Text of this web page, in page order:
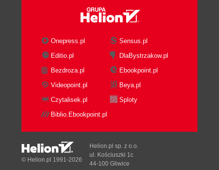
Onepress.pl
Sensus.pl
Editio.pl
DlaBystrzakow.pl
Bezdroza.pl
Ebookpoint.pl
Videopoint.pl
Beya.pl
Czytalisek.pl
Sploty
Biblio.Ebookpoint.pl
© Helion.pl 1991-2026
Helion.pl sp. z o.o.
ul. Kościuszki 1c
44-100 Gliwice